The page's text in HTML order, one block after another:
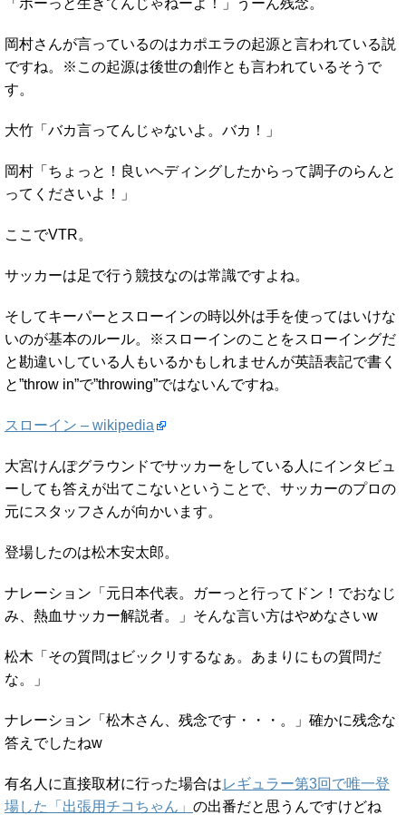
岡村さんが言っているのはカポエラの起源と言われている説
ですね。※この起源は後世の創作とも言われているそうで
す。
大竹「バカ言ってんじゃないよ。バカ！」
岡村「ちょっと！良いヘディングしたからって調子のらんと
ってくださいよ！」
ここでVTR。
サッカーは足で行う競技なのは常識ですよね。
そしてキーパーとスローインの時以外は手を使ってはいけな
いのが基本のルール。※スローインのことをスローイングだ
と勘違いしている人もいるかもしれませんが英語表記で書く
と”throw in”で”throwing”ではないんですね。
スローイン – wikipedia
大宮けんぽグラウンドでサッカーをしている人にインタビュ
ーしても答えが出てこないということで、サッカーのプロの
元にスタッフさんが向かいます。
登場したのは松木安太郎。
ナレーション「元日本代表。ガーっと行ってドン！でおなじ
み、熱血サッカー解説者。」そんな言い方はやめなさいw
松木「その質問はビックリするなぁ。あまりにもの質問だ
な。」
ナレーション「松木さん、残念です・・・。」確かに残念な
答えでしたねw
有名人に直接取材に行った場合はレギュラー第3回で唯一登
場した「出張用チコちゃん」 の出番だと思うんですけどね